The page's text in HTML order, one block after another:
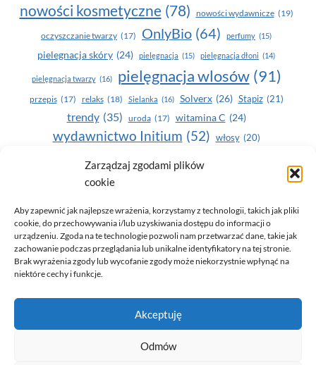
Zarządzaj zgodami plików
cookie
Aby zapewnić jak najlepsze wrażenia, korzystamy z technologii, takich jak pliki
cookie, do przechowywania i/lub uzyskiwania dostępu do informacji o
urządzeniu. Zgoda na te technologie pozwoli nam przetwarzać dane, takie jak
zachowanie podczas przeglądania lub unikalne identyfikatory na tej stronie.
Brak wyrażenia zgody lub wycofanie zgody może niekorzystnie wpłynąć na
niektóre cechy i funkcje.
Akceptuję
Odmów
nowości kosmetyczne (78) nowości wydawnicze (19)
oczyszczanie twarzy (17) OnlyBio (64) perfumy (15)
pielegnacja skóry (24) pielęgnacja (15) pielęgnacja dłoni (14)
pielęgnacja twarzy (16) pielęgnacja wlosów (91)
przepis (17) relaks (18) Sielanka (16) Solverx (26) Stapiz (21)
trendy (35) uroda (17) witamina C (24)
wydawnictwo Initium (52) włosy (20)
Yasumi(164) zdrowe zęby
zdrowie
© 2026 Only You - portal dla kobiet (uroda, moda, zdrowie)
opracowanie:AZDOBRESTRONY